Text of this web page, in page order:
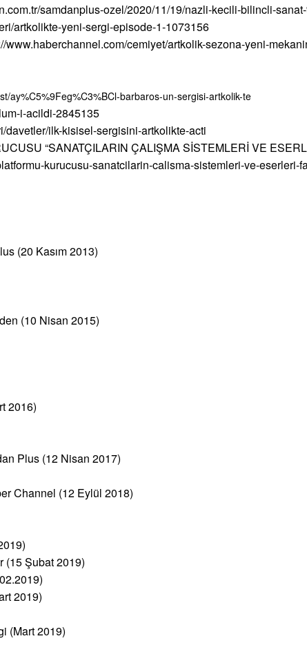
samdanplus-ozel/2020/11/19/nazli-kecili-bilincli-
artkolikte-yeni-sergi-episode-1-1073156
www.haberchannel.com/cemiyet/artkolik-sezona-yeni-
ay%C5%9Feg%C3%BCl-barbaros-un-sergisi-artkolik-te
i-acildi-2845135
davetler/ilk-kisisel-sergisini-artkolikte-acti
“SANATÇILARIN ÇALIŞMA SİSTEMLERİ VE
kurucusu-sanatcilarin-calisma-sistemleri-ve-eserleri-
(20 Kasım 2013)
(10 Nisan 2015)
2016)
Plus (12 Nisan 2017)
Channel (12 Eylül 2018)
(15 Şubat 2019)
2019)
(Mart 2019)